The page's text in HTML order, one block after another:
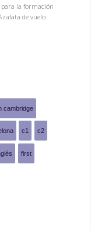
para la formación
de vuelo
cambridge
c1 c2
first